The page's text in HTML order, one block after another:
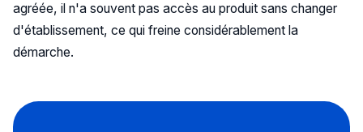
agréée, il n'a souvent pas accès au produit sans changer
d'établissement, ce qui freine considérablement la
démarche.